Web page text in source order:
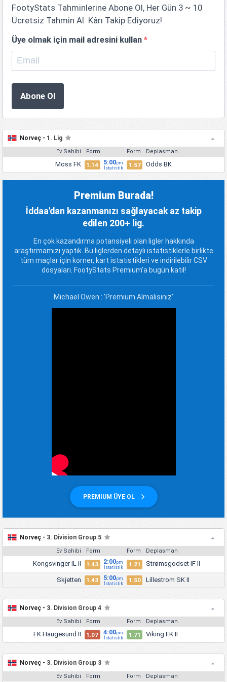
FootyStats Tahminlerine Abone Ol, Her Gün 3 ~ 10
Ücretsiz Tahmin Al. Kârı Takip Ediyoruz!
Üye olmak için mail adresini kullan *
Abone Ol
Norveç - 1. Lig
Ev Sahibi Form Form Deplasman
Moss FK 1.14 5:00pm
İstatistik
1.57 Odds BK
Premium Burada!
İddaa'dan kazanmanızı sağlayacak az takip
edilen 200+ lig.
En çok kazandırma potansiyeli olan ligler hakkında
araştırmamızı yaptık. Bu liglerden detaylı istatistiklerle birlikte
tüm maçlar için korner, kart istatistikleri ve indirilebilir CSV
dosyaları. FootyStats Premium'a bugün katıl!
PREMIUM ÜYE OL
Michael Owen : 'Premium Almalısınız'
Norveç - 3. Division Group 5
Ev Sahibi Form Form Deplasman
Kongsvinger IL II 1.43 2:00pm
İstatistik
1.21 Strømsgodset IF II
Skjetten 1.43 5:00pm
İstatistik
1.50 Lillestrom SK II
Norveç - 3. Division Group 4
Ev Sahibi Form Form Deplasman
FK Haugesund II 1.07 4:00pm
İstatistik
1.71 Viking FK II
Norveç - 3. Division Group 3
Ev Sahibi Form Form Deplasman